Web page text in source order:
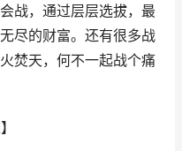
战，通过层层选拔，最
尽的财富。还有很多战
焚天，何不一起战个痛